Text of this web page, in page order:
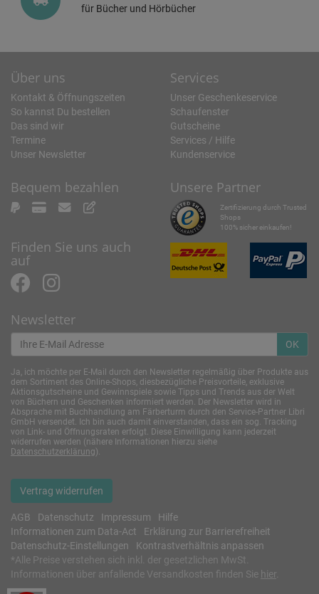
für Bücher und Hörbücher
Über uns
Kontakt & Öffnungszeiten
So kannst Du bestellen
Das sind wir
Termine
Unser Newsletter
Services
Unser Geschenkeservice
Schaufenster
Gutscheine
Services / Hilfe
Kundenservice
Bequem bezahlen
Finden Sie uns auch
auf
Unsere Partner
Zertifizierung durch Trusted
Shops
100% sicher einkaufen!
Newsletter
OK
Ja, ich möchte per E-Mail durch den Newsletter regelmäßig über Produkte aus
dem Sortiment des Online-Shops, diesbezügliche Preisvorteile, exklusive
Aktionsgutscheine und Gewinnspiele sowie Tipps und Trends aus der Welt
von Büchern und Geschenken informiert werden. Der Newsletter wird in
Absprache mit Buchhandlung am Färberturm durch den Service-Partner Libri
GmbH versendet. Ich bin auch damit einverstanden, dass ein sog. Tracking
von Link- und Öffnungsraten erfolgt. Diese Einwilligung kann jederzeit
widerrufen werden (nähere Informationen hierzu siehe
Datenschutzerklärung).
Vertrag widerrufen
AGB Datenschutz Impressum
Hilfe
Informationen zum Data-Act
Erklärung zur Barrierefreiheit
Datenschutz-Einstellungen
Kontrastverhältnis anpassen
*Alle Preise verstehen sich inkl. der gesetzlichen MwSt.
Informationen über anfallende Versandkosten finden Sie hier